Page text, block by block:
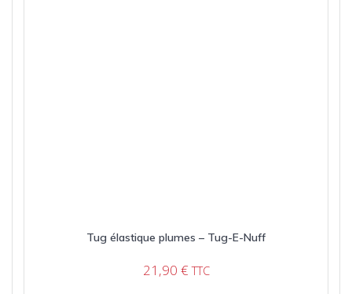
Tug élastique plumes – Tug-E-Nuff
21,90 € TTC